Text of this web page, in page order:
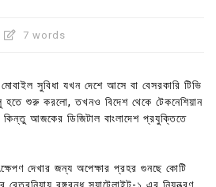
7 words
সুবিধা যখন দেশে আসে বা বেসরকারি টিভি
শুরু করলো, তখনও বিদেশ থেকে টেকনেশিয়ান
আজকের ডিজিটাল বাংলাদেশ প্রযুক্তিতে
দেখার জন্য অপেক্ষার প্রহর গুনছে কোটি